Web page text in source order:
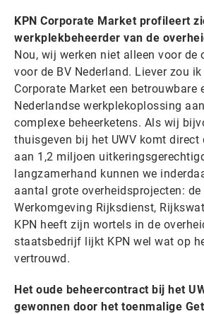
KPN Corporate Market profileert
werkplekbeheerder van de
Nou, wij werken niet alleen voor de
voor de BV Nederland. Liever zou
Corporate Market een betrouwbare
Nederlandse werkplekoplossing
complexe beheerketens. Als wij
thuisgeven bij het UWV komt direct
aan 1,2 miljoen
langzamerhand kunnen we
aantal grote overheidsprojecten:
Werkomgeving Rijksdienst,
KPN heeft zijn wortels in de
staatsbedrijf lijkt KPN wel wat op
vertrouwd.
Het oude beheercontract bij het
gewonnen door het toenmalige